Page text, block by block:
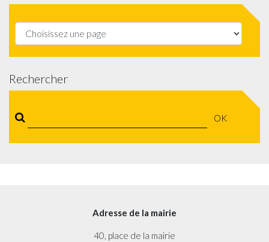
Rechercher
OK
Adresse de la mairie
40, place de la mairie